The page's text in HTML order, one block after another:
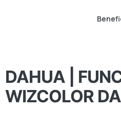
DAHUA |
WIZCOLOR